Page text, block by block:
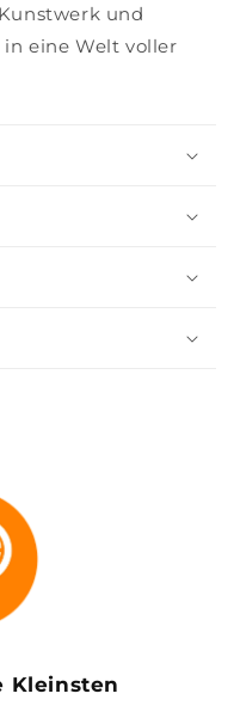
und
eine Welt voller
Kleinsten